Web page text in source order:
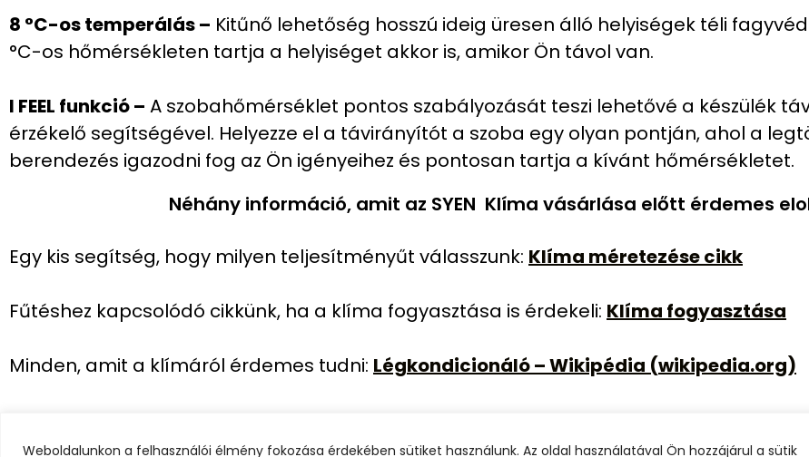
Weboldalunkon a felhasználói élmény fokozása érdekében sütiket használunk. Az oldal használatával Ön hozzájárul a sütik
8 °C-os temperálás – Kitűnő lehetőség hosszú ideig üresen álló helyiségek téli
°C-os hőmérsékleten tartja a helyiséget akkor is, amikor Ön távol van.
I FEEL funkció – A szobahőmérséklet pontos szabályozását teszi lehetővé a készülék
érzékelő segítségével. Helyezze el a távirányítót a szoba egy olyan pontján, ahol a
berendezés igazodni fog az Ön igényeihez és pontosan tartja a kívánt hőmérsékletet.
Néhány információ, amit az SYEN Klíma vásárlása előtt érdemes
Egy kis segítség, hogy milyen teljesítményűt válasszunk: Klíma méretezése cikk
Fűtéshez kapcsolódó cikkünk, ha a klíma fogyasztása is érdekeli: Klíma fogyasztása
Minden, amit a klímáról érdemes tudni: Légkondicionáló – Wikipédia (wikipedia.org)